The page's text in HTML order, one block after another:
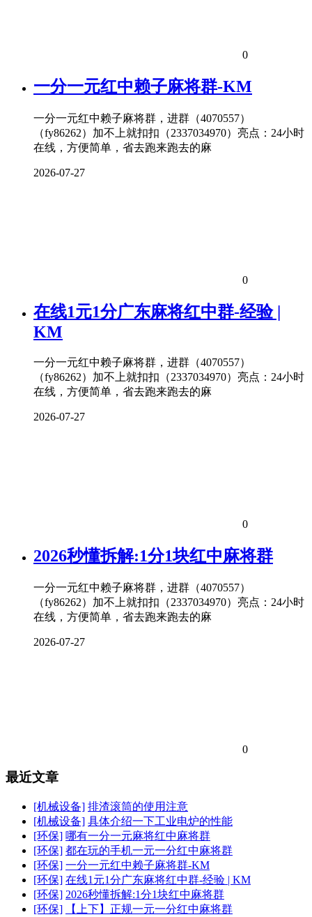
0
一分一元红中赖子麻将群-KM
一分一元红中赖子麻将群，进群（4070557）
（fy86262）加不上就扣扣（2337034970）亮点：24小时
在线，方便简单，省去跑来跑去的麻
2026-07-27
0
在线1元1分广东麻将红中群-经验 |
KM
一分一元红中赖子麻将群，进群（4070557）
（fy86262）加不上就扣扣（2337034970）亮点：24小时
在线，方便简单，省去跑来跑去的麻
2026-07-27
0
2026秒懂拆解:1分1块红中麻将群
一分一元红中赖子麻将群，进群（4070557）
（fy86262）加不上就扣扣（2337034970）亮点：24小时
在线，方便简单，省去跑来跑去的麻
2026-07-27
0
最近文章
[机械设备] 排渣滚筒的使用注意
[机械设备] 具体介绍一下工业电炉的性能
[环保] 哪有一分一元麻将红中麻将群
[环保] 都在玩的手机一元一分红中麻将群
[环保] 一分一元红中赖子麻将群-KM
[环保] 在线1元1分广东麻将红中群-经验 | KM
[环保] 2026秒懂拆解:1分1块红中麻将群
[环保]
【上下】正规一元一分红中麻将群